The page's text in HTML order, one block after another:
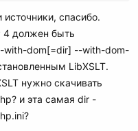
спасибо.
4 должен быть
with-dom[=dir] --with-dom-
LibXSLT.
нужно скачивать
и эта самая dir -